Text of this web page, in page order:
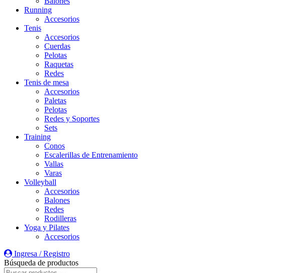
Running
Accesorios
Tenis
Accesorios
Cuerdas
Pelotas
Raquetas
Redes
Tenis de mesa
Accesorios
Paletas
Pelotas
Redes y Soportes
Sets
Training
Conos
Escalerillas de Entrenamiento
Vallas
Varas
Volleyball
Accesorios
Balones
Redes
Rodilleras
Yoga y Pilates
Accesorios
Ingresa / Registro
Búsqueda de productos